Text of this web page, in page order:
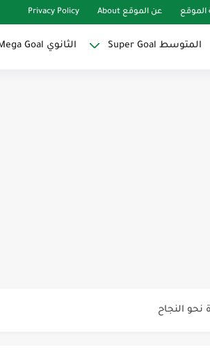
عن الموقع About Privacy Policy
المتوسط Super Goal الثانوي Mega Goal
لاصقة ذاتية على شكل قلب...